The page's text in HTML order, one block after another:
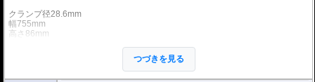
クランプ径28.6mm
幅755mm
高さ86mm
つづきを見る